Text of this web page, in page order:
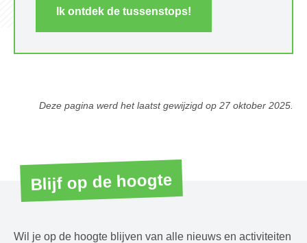
Ik ontdek de tussenstops!
Deze pagina werd het laatst gewijzigd op 27 oktober 2025
Blijf op de hoogte
Wil je op de hoogte blijven van alle nieuws en activiteiten